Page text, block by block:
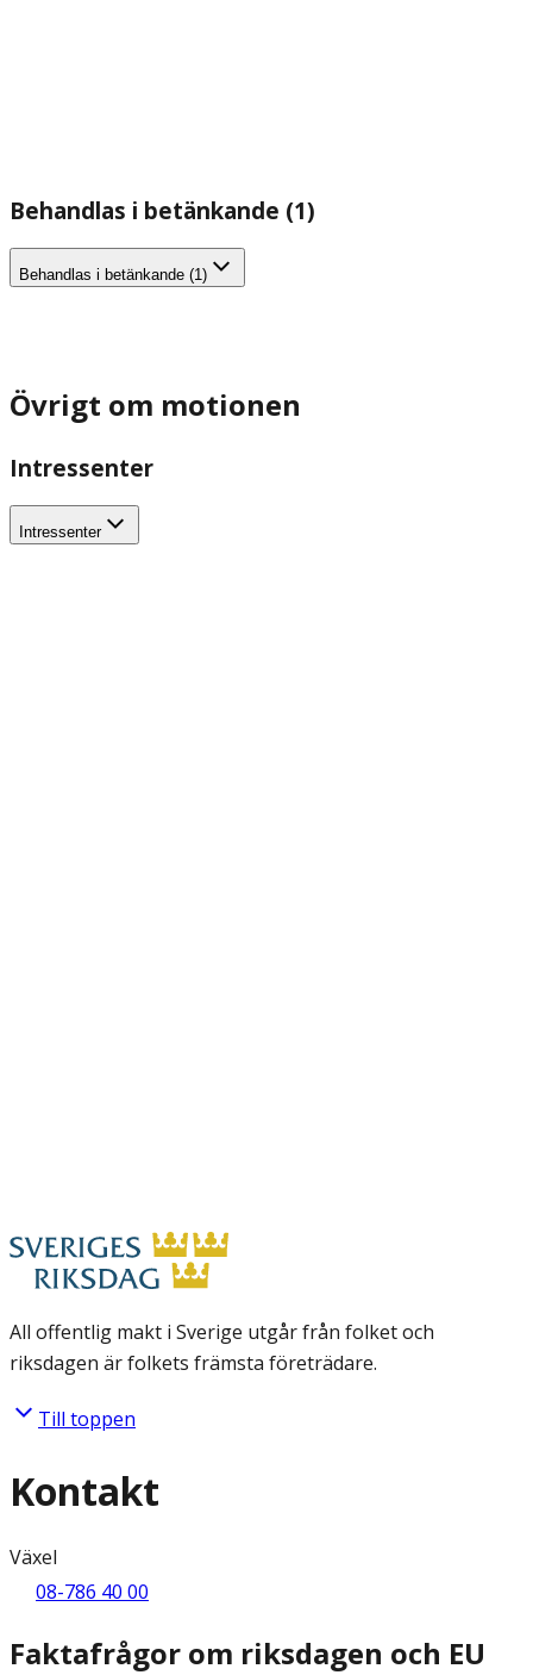
Behandlas i betänkande (1)
Behandlas i betänkande (1)
Övrigt om motionen
Intressenter
Intressenter
All offentlig makt i Sverige utgår från folket och
riksdagen är folkets främsta företrädare.
Till toppen
Kontakt
Växel
08-786 40 00
Faktafrågor om riksdagen och EU